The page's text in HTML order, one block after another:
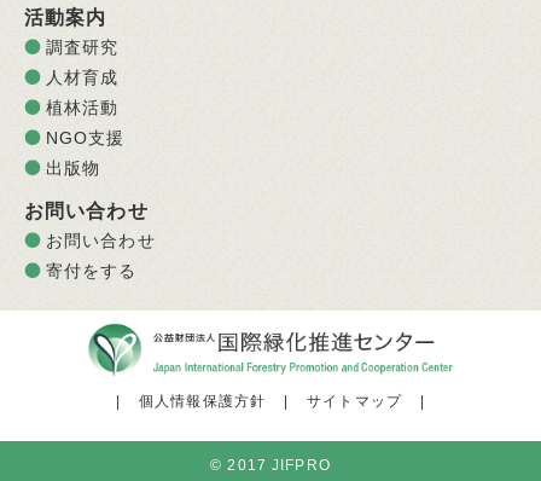
活動案内
調査研究
人材育成
植林活動
NGO支援
出版物
お問い合わせ
お問い合わせ
寄付をする
個人情報保護方針 サイトマップ
© 2017 JIFPRO